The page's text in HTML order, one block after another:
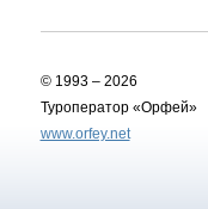
© 1993 – 2026
Туроператор «Орфей»
www.orfey.net